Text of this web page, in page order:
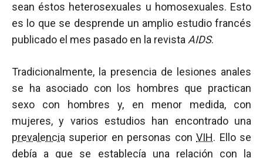
sean éstos heterosexuales u homosexuales. Esto
es lo que se desprende un amplio estudio francés
publicado el mes pasado en la revista AIDS.
Tradicionalmente, la presencia de lesiones anales
se ha asociado con los hombres que practican
sexo con hombres y, en menor medida, con
mujeres, y varios estudios han encontrado una
prevalencia superior en personas conVIH. Ello se
debía a que se establecía una relación con la